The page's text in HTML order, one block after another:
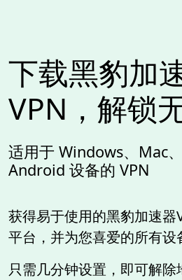
下载黑豹加
VPN，解锁
适用于 Windows、Mac
Android 设备的 VPN
获得易于使用的黑豹加速器
平台，并为您喜爱的所有设
只需几分钟设置，即可解